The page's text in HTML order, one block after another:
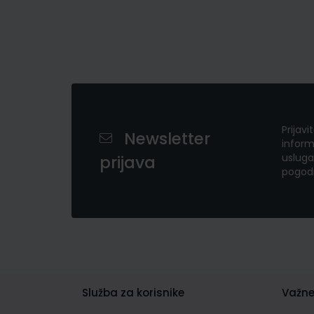
Newsletter
prijava
Služba za korisnike